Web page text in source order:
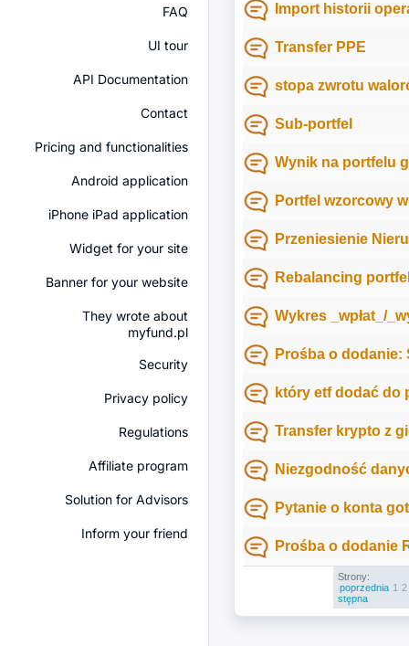
FAQ
UI tour
API Documentation
Contact
Pricing and functionalities
Android application
iPhone iPad application
Widget for your site
Banner for your website
They wrote about
myfund.pl
Security
Privacy policy
Regulations
Affiliate program
Solution for Advisors
Inform your friend
Import historii
Transfer PPE
stopa zwrotu
Sub-portfel
Wynik na portfelu
Portfel wzorcowy
Przeniesienie
Rebalancing
Wykres _wpłat_/
Prośba o dodanie:
który etf dodać do
Transfer krypto z
Niezgodność
Pytanie o konta
Prośba o dodanie
Strony:
poprzednia 1 2
stępna